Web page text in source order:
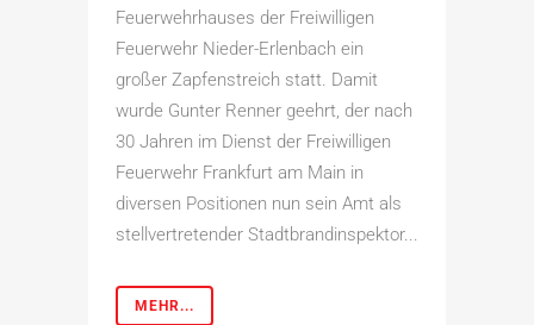
Feuerwehrhauses der Freiwilligen
Feuerwehr Nieder-Erlenbach ein
großer Zapfenstreich statt. Damit
wurde Gunter Renner geehrt, der nach
30 Jahren im Dienst der Freiwilligen
Feuerwehr Frankfurt am Main in
diversen Positionen nun sein Amt als
stellvertretender Stadtbrandinspektor...
MEHR...